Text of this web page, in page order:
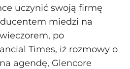
uczynić swoją firmę
miedzi na
po
Times, iż rozmowy o
agendę, Glencore